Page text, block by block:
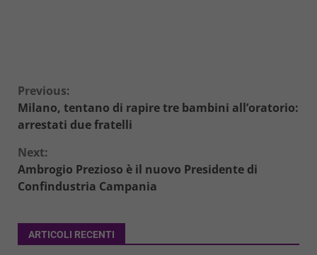
Continue
Reading
Previous:
Milano, tentano di rapire tre bambini all’oratorio:
arrestati due fratelli
Next:
Ambrogio Prezioso è il nuovo Presidente di
Confindustria Campania
ARTICOLI RECENTI